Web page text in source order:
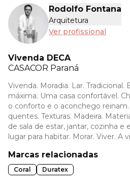
Rodolfo Fontana
Arquitetura
Ver profissional
Vivenda DECA
CASACOR Paraná
Vivenda. Moradia. Lar.
máxima. Uma casa confortável.
o conforto e o aconchego
quentes. Texturas. Madeira.
de sala de estar, jantar, cozinha e
lugar para habitar. Morar. Viver. A
Marcas relacionadas
Coral Duratex